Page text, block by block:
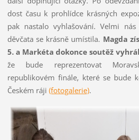
dost času k prohlídce krásných
pak nastalo vyhlašování. Velmi
děvčata se krásně umístila. Magda
5. a Markéta dokonce soutěž
že bude reprezentovat
republikovém finále, které se bude
Českém ráji (fotogalerie).